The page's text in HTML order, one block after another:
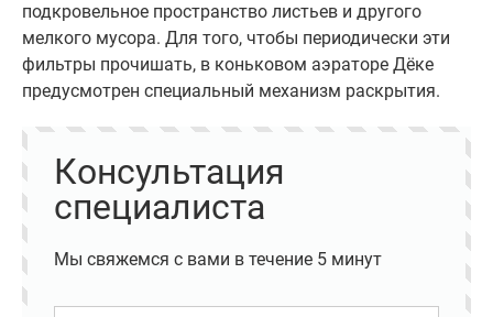
подкровельное пространство листьев и другого
мелкого мусора. Для того, чтобы периодически эти
фильтры прочишать, в коньковом аэраторе Дёке
предусмотрен специальный механизм раскрытия.
Консультация
специалиста
Мы свяжемся с вами в течение 5 минут